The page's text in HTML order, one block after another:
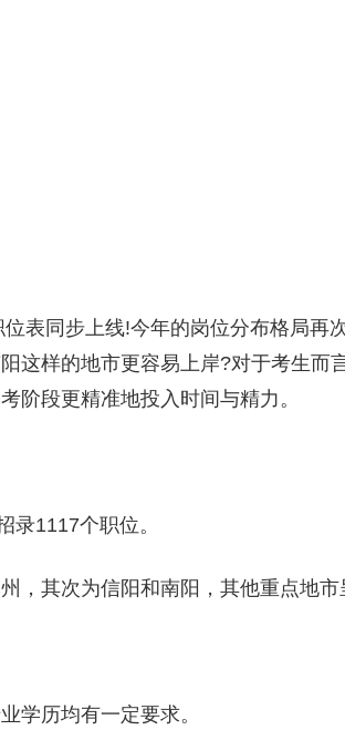
表同步上线!今年的岗位分布格局再
这样的地市更容易上岸?对于考生而
阶段更精准地投入时间与精力。
录1117个职位。
，其次为信阳和南阳，其他重点地市
学历均有一定要求。